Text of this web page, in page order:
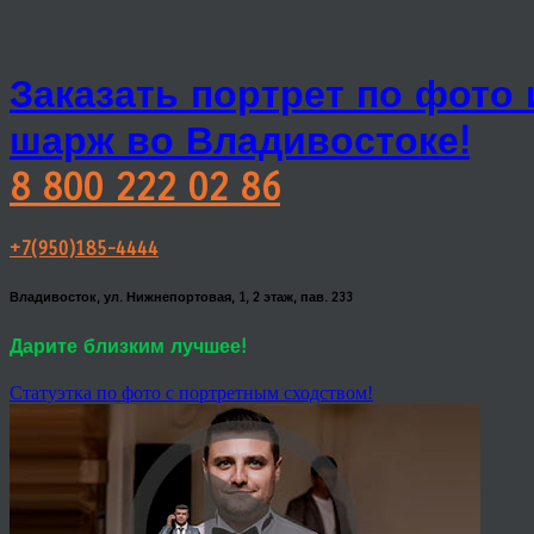
Заказать портрет по фото
шарж во Владивостоке!
8 800 222 02 86
+7(950)185-4444
Владивосток, ул. Нижнепортовая, 1, 2 этаж, пав. 233
Дарите близким лучшее!
Статуэтка по фото с портретным сходством!